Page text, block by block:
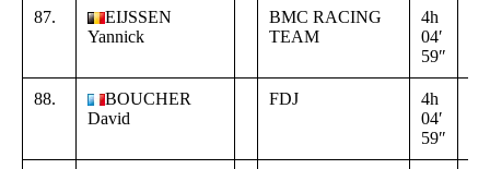
87.
EIJSSEN
Yannick
BMC RACING
TEAM
4h
04′
59″
88.
BOUCHER
David
FDJ
4h
04′
59″